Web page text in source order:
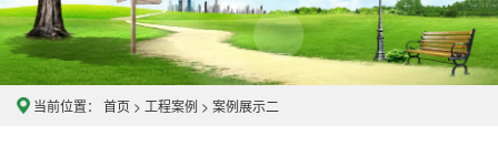
当前位置： 首页 > 工程案例 > 案例展示二